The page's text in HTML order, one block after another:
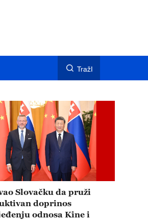
TražI
Slovačku da pruži
doprinos
odnosa Kine i